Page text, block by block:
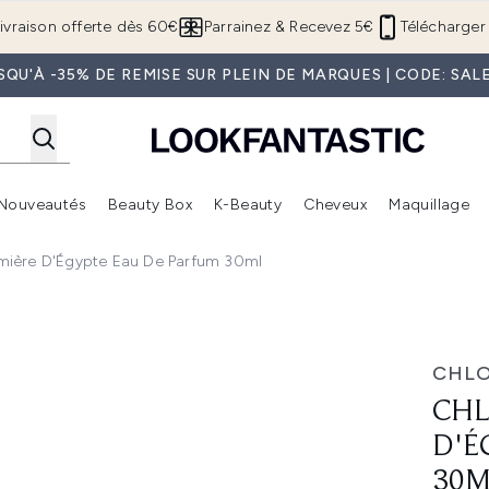
Passer au contenu principal
offerte dès 60€ Télécharger
Parrainez & Recevez 5€
-35% DE REMISE SUR PLEIN DE MARQUES | CODE:
Accédez au sous-menu (Boutique Été )
Accédez au sous-menu (Offres) Accédez au sous-menu (Marques) Accédez au sous-menu (Nouveautés)
Beauty Box
Accédez au sous-menu (Beauty Box)
K-Beauty Cheveux Maquillage
D'Égypte Eau De Parfum 30ml